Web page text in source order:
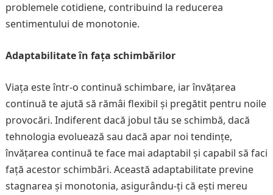
problemele cotidiene, contribuind la reducerea
sentimentului de monotonie.
Adaptabilitate în fața schimbărilor
Viața este într-o continuă schimbare, iar învățarea
continuă te ajută să rămâi flexibil și pregătit pentru noile
provocări. Indiferent dacă jobul tău se schimbă, dacă
tehnologia evoluează sau dacă apar noi tendințe,
învățarea continuă te face mai adaptabil și capabil să faci
față acestor schimbări. Această adaptabilitate previne
stagnarea și monotonia, asigurându-ți că ești mereu